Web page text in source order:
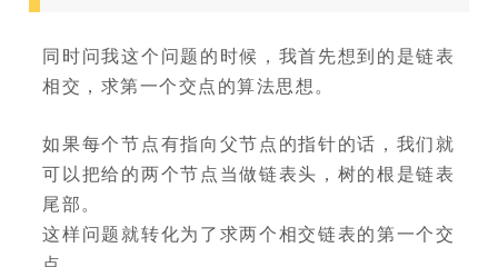
同时问我这个问题的时候，我首先想到的是链表
相交，求第一个交点的算法思想。
如果每个节点有指向父节点的指针的话，我们就
可以把给的两个节点当做链表头，树的根是链表
尾部。
这样问题就转化为了求两个相交链表的第一个交